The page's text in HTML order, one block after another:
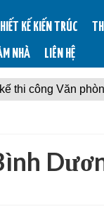
KẾ KIẾN TRÚC
NHÀ
LIÊN HỆ
thi công Văn